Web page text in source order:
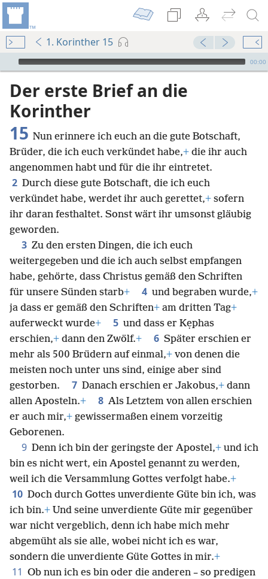
1. Korinther 15
Audio Player
00:00
Der erste Brief an die
Korinther
15 Nun erinnere ich euch an die gute Botschaft,
Brüder, die ich euch verkündet habe,+ die ihr auch
angenommen habt und für die ihr eintretet.
2 Durch diese gute Botschaft, die ich euch
verkündet habe, werdet ihr auch gerettet,+ sofern
ihr daran festhaltet. Sonst wärt ihr umsonst gläubig
geworden.
3 Zu den ersten Dingen, die ich euch
weitergegeben und die ich auch selbst empfangen
habe, gehörte, dass Christus gemäß den Schriften
für unsere Sünden starb+ 4 und begraben wurde,+
ja dass er gemäß den Schriften+ am dritten Tag+
auferweckt wurde+ 5 und dass er Kẹphas
erschien,+ dann den Zwölf.+ 6 Später erschien er
mehr als 500 Brüdern auf einmal,+ von denen die
meisten noch unter uns sind, einige aber sind
gestorben.
7 Danach erschien er Jakobus,+ dann
allen Aposteln.+ 8 Als Letztem von allen erschien
er auch mir,+ gewissermaßen einem vorzeitig
Geborenen.
9 Denn ich bin der geringste der Apostel,+ und ich
bin es nicht wert, ein Apostel genannt zu werden,
weil ich die Versammlung Gottes verfolgt habe.+
10 Doch durch Gottes unverdiente Güte bin ich, was
ich bin.+ Und seine unverdiente Güte mir gegenüber
war nicht vergeblich, denn ich habe mich mehr
abgemüht als sie alle, wobei nicht ich es war,
sondern die unverdiente Güte Gottes in mir.+
11 Ob nun ich es bin oder die anderen – so predigen